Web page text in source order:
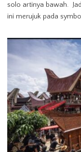
solo artinya bawah.
ini merujuk pada